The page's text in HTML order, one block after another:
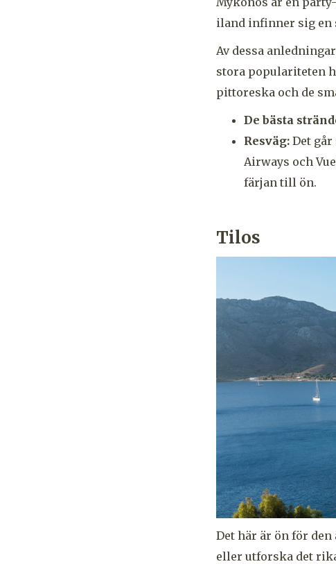
iland infinner sig en
Av dessa
stora populariteten
pittoreska och de
De bästa
Resväg: Det
Airways och
färjan till ön.
Tilos
Det här är ön för
eller utforska det